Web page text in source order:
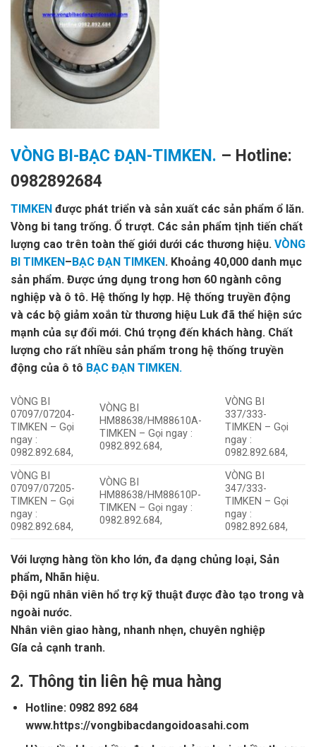
VÒNG BI-BẠC ĐẠN-TIMKEN. – Hotline:
0982892684
TIMKEN được phát triển và sản xuất các sản phẩm ổ lăn.
Vòng bi tang trống. Ổ trượt. Các sản phẩm tịnh tiến chất
lượng cao trên toàn thế giới dưới các thương hiệu. VÒNG
BI TIMKEN–BẠC ĐẠN TIMKEN. Khoảng 40,000 danh mục
sản phẩm. Được ứng dụng trong hơn 60 ngành công
nghiệp và ô tô. Hệ thống ly hợp. Hệ thống truyền động
và các bộ giảm xoắn từ thương hiệu Luk đã thể hiện sức
mạnh của sự đổi mới. Chú trọng đến khách hàng. Chất
lượng cho rất nhiều sản phẩm trong hệ thống truyền
động của ô tô BẠC ĐẠN TIMKEN.
VÒNG BI
07097/07204-
TIMKEN – Gọi
ngay :
0982.892.684,
VÒNG BI
HM88638/HM88610A-
TIMKEN – Gọi ngay :
0982.892.684,
VÒNG BI
337/333-
TIMKEN – Gọi
ngay :
0982.892.684,
VÒNG BI
07097/07205-
TIMKEN – Gọi
ngay :
0982.892.684,
VÒNG BI
HM88638/HM88610P-
TIMKEN – Gọi ngay :
0982.892.684,
VÒNG BI
347/333-
TIMKEN – Gọi
ngay :
0982.892.684,
Với lượng hàng tồn kho lớn, đa dạng chủng loại, Sản
phẩm, Nhãn hiệu.
Đội ngũ nhân viên hổ trợ kỹ thuật được đào tạo trong và
ngoài nước.
Nhân viên giao hàng, nhanh nhẹn, chuyên nghiệp
Gía cả cạnh tranh.
2. Thông tin liên hệ mua hàng
Hotline: 0982 892 684
www.https://vongbibacdangoidoasahi.com